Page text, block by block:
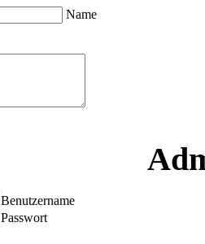
Name
Benutzername
Passwort